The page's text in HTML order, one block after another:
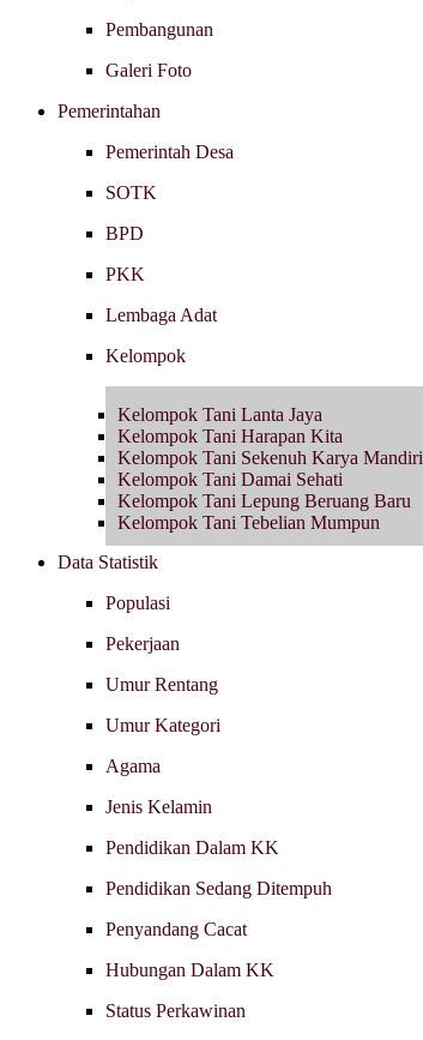
Pembangunan
Galeri Foto
Pemerintahan
Pemerintah Desa
SOTK
BPD
PKK
Lembaga Adat
Kelompok
Kelompok Tani Lanta Jaya
Kelompok Tani Harapan Kita
Kelompok Tani Sekenuh Karya Mandiri
Kelompok Tani Damai Sehati
Kelompok Tani Lepung Beruang Baru
Kelompok Tani Tebelian Mumpun
Data Statistik
Populasi
Pekerjaan
Umur Rentang
Umur Kategori
Agama
Jenis Kelamin
Pendidikan Dalam KK
Pendidikan Sedang Ditempuh
Penyandang Cacat
Hubungan Dalam KK
Status Perkawinan